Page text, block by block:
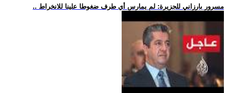
.. مسرور بارزاني للجزيرة: لم يمارس أي طرف ضغوطا علينا للانخراط